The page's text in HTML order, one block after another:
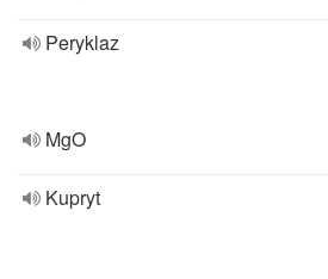
Peryklaz
MgO
Kupryt